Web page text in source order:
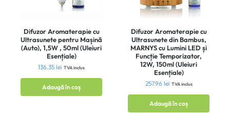
Difuzor Aromaterapie cu
Ultrasunete pentru Mașină
(Auto), 1,5W , 50ml (Uleiuri
Esențiale)
136.35 lei TVA inclus
Adaugă în coș
Difuzor Aromaterapie cu
Ultrasunete din Bambus,
MARNYS cu Lumini LED și
Funcție Temporizator,
12W, 150ml (Uleiuri
Esențiale)
257.96 lei TVA inclus
Adaugă în coș